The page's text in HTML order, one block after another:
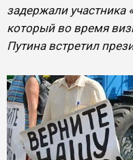
задержали участника
который во время
Путина встретил